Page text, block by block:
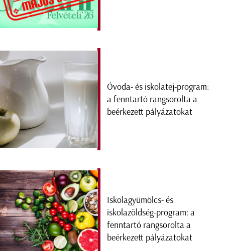
Óvoda- és iskolatej-program:
a fenntartó rangsorolta a
beérkezett pályázatokat
Iskolagyümölcs- és
iskolazöldség-program: a
fenntartó rangsorolta a
beérkezett pályázatokat